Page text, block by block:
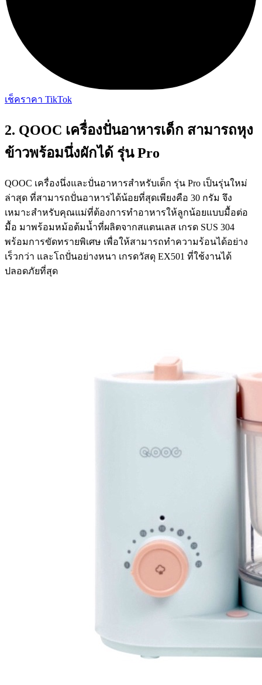
เช็คราคา TikTok
2. QOOC เครื่องปั่นอาหารเด็ก สามารถหุง
ข้าวพร้อมนึ่งผักได้ รุ่น Pro
QOOC เครื่องนึ่งและปั่นอาหารสำหรับเด็ก รุ่น Pro เป็นรุ่นใหม่
ล่าสุด ที่สามารถปั่นอาหารได้น้อยที่สุดเพียงคือ 30 กรัม จึง
เหมาะสำหรับคุณแม่ที่ต้องการทำอาหารให้ลูกน้อยแบบมื้อต่อ
มื้อ มาพร้อมหม้อต้มน้ำที่ผลิตจากสแตนเลส เกรด SUS 304
พร้อมการขัดทรายพิเศษ เพื่อให้สามารถทำความร้อนได้อย่าง
เร็วกว่า และโถปั่นอย่างหนา เกรดวัสดุ EX501 ที่ใช้งานได้
ปลอดภัยที่สุด